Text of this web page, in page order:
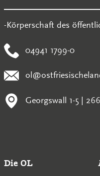
-Körperschaft des
04941 1799-0
Georgswall 1-5 |
Die OL